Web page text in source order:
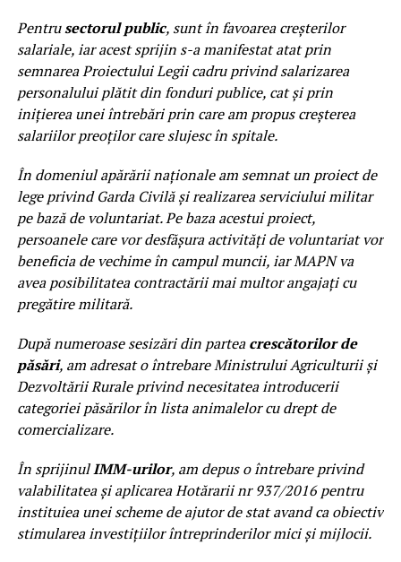
Pentrusectorul public, sunt în favoarea creșterilor
salariale, iar acest sprijin s-a manifestat atat prin
semnarea Proiectului Legii cadru privind salarizarea
personalului plătit din fonduri publice, cat și prin
inițierea unei întrebări prin care am propus creșterea
salariilor preoților care slujesc în spitale.
În domeniul apărării naționale am semnat un proiect de
lege privind Garda Civilă şi realizarea serviciului militar
pe bază de voluntariat. Pe baza acestui proiect,
persoanele care vor desfășura activități de voluntariat vor
beneficia de vechime în campul muncii, iar MAPN va
avea posibilitatea contractării mai multor angajați cu
pregătire militară.
După numeroase sesizări din parteacrescătorilor de
păsări, am adresat o întrebare Ministrului Agriculturii și
Dezvoltării Rurale privind necesitatea introducerii
categoriei păsărilor în lista animalelor cu drept de
comercializare.
În sprijinulIMM-urilor, am depus o întrebare privind
valabilitatea și aplicarea Hotărarii nr 937/2016 pentru
instituiea unei scheme de ajutor de stat avand ca obiectiv
stimularea investițiilor întreprinderilor mici și mijlocii.